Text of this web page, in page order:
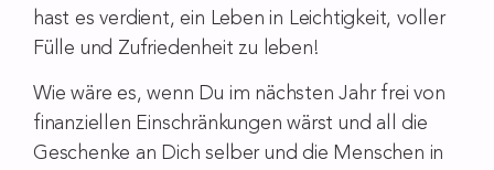
hast es verdient, ein Leben in Leichtigkeit, voller
Fülle und Zufriedenheit zu leben!
Wie wäre es, wenn Du im nächsten Jahr frei von
finanziellen Einschränkungen wärst und all die
Geschenke an Dich selber und die Menschen in